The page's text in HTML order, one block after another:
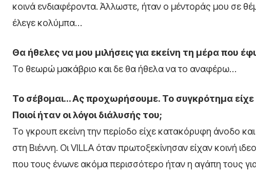
κοινά ενδιαφέροντα. Άλλωστε, ήταν ο μέντοράς μου σε
έλεγε κολύμπα…
Θα ήθελες να μου μιλήσεις για εκείνη τη μέρα που
Το θεωρώ μακάβριο και δε θα ήθελα να το αναφέρω…
Το σέβομαι… Ας προχωρήσουμε. Το συγκρότημα είχε
Ποιοί ήταν οι λόγοι διάλυσής του;
Το γκρουπ εκείνη την περίοδο είχε κατακόρυφη άνοδο
στη Βιέννη. Οι VILLA όταν πρωτοξεκίνησαν είχαν κοινή
που τους ένωνε ακόμα περισσότερο ήταν η αγάπη τους